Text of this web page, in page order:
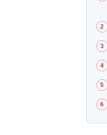
2
3
4
5
6